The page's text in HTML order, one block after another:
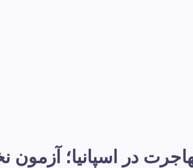
در اسپانیا؛ آزمون